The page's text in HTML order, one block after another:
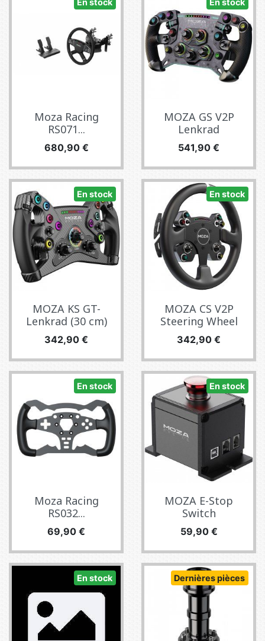
En stock
Moza Racing
RS071...
Prix
680,90 €
En stock
MOZA GS V2P
Lenkrad
Prix
541,90 €
En stock
MOZA KS GT-
Lenkrad (30 cm)
Prix
342,90 €
En stock
MOZA CS V2P
Steering Wheel
Prix
342,90 €
En stock
Moza Racing
RS032...
Prix
69,90 €
En stock
MOZA E-Stop
Switch
Prix
59,90 €
En stock Dernières pièces